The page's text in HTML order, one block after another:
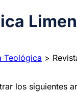
Teológica >
los siguientes